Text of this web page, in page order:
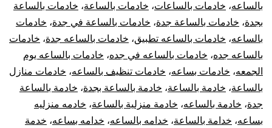
بالساعه، خادمات بالساعات، خادمات بالساعة، خادمات بالساعة
بجدة، خادمات بالساعة جدة، خادمات بالساعة في جدة، خادمات
بالساعه، خادمات بالساعه تطبيق، خادمات بالساعه جدة، خادمات
بالساعه جده، خادمات بالساعه في جده، خادمات بالساعه يوم
الجمعه، خادمات بساعه، خادمات تنظيف بالساعه، خادمات منازل
بالساعة، خادمة بالساعة، خادمة بالساعة بجدة، خادمة بالساعة
جدة، خادمة بالساعه، خادمة منزلية بالساعة، خادمه منزليه
بساعه، خدامة بالساعة، خدامه بالساعه، خدامه بساعه، خدمة